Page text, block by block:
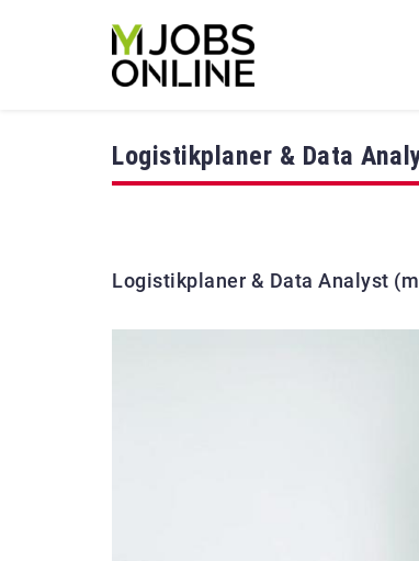
Logistikplaner & Data
Logistikplaner & Data Analyst